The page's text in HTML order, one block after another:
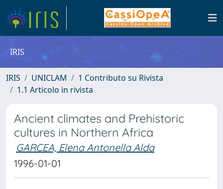
IRIS
IRIS UNICLAM
1 Contributo su Rivista
1.1 Articolo in rivista
Ancient climates and Prehistoric
cultures in Northern Africa
GARCEA, Elena Antonella Alda
1996-01-01